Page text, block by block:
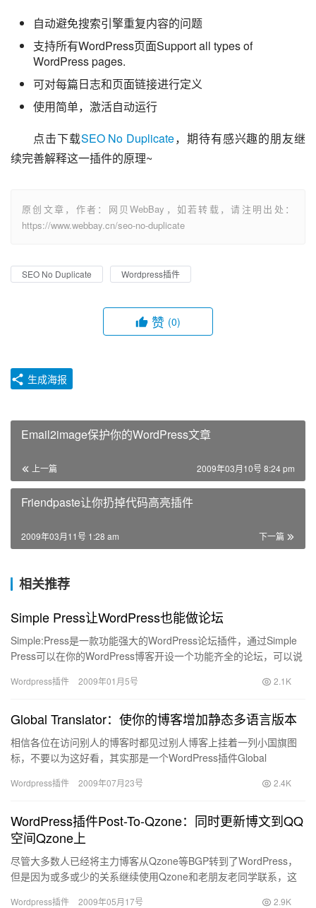
自动避免搜索引擎重复内容的问题
支持所有WordPress页面Support all types of
WordPress pages.
可对每篇日志和页面链接进行定义
使用简单，激活自动运行
点击下载SEO No Duplicate，期待有感兴趣的朋友继
续完善解释这一插件的原理~
原创文章，作者：网贝WebBay，如若转载，请注明出处：
https://www.webbay.cn/seo-no-duplicate
SEO No Duplicate Wordpress插件
赞 (0)
生成海报
Email2image保护你的WordPress文章
上一篇 2009年03月10号 8:24 pm
Friendpaste让你扔掉代码高亮插件
下一篇
2009年03月11号 1:28 am
相关推荐
Simple Press让WordPress也能做论坛
Simple:Press是一款功能强大的WordPress论坛插件，通过Simple
Press可以在你的WordPress博客开设一个功能齐全的论坛，可以说
Wordpress插件 2009年01月5号 2.1K
Global Translator：使你的博客增加静态多语言版本
相信各位在访问别人的博客时都见过别人博客上挂着一列小国旗图
标，不要以为这好看，其实那是一个WordPress插件Global
Wordpress插件 2009年07月23号 2.4K
WordPress插件Post-To-Qzone：同时更新博文到QQ
空间Qzone上
尽管大多数人已经将主力博客从Qzone等BGP转到了WordPress，
但是因为或多或少的关系继续使用Qzone和老朋友老同学联系，这
Wordpress插件 2009年05月17号 2.9K